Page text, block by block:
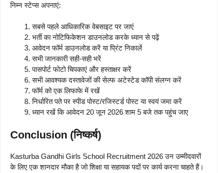
निम्न स्टेप्स अपनाएं:
सबसे पहले आधिकारिक वेबसाइट पर जाएं
भर्ती का नोटिफिकेशन डाउनलोड करके ध्यान से पढ़ें
आवेदन फॉर्म डाउनलोड करें या प्रिंट निकालें
सभी जानकारी सही-सही भरें
पासपोर्ट फोटो चिपकाएं और हस्ताक्षर करें
सभी आवश्यक दस्तावेजों की सेल्फ अटेस्टेड कॉपी संलग्न करें
फॉर्म को एक लिफाफे में रखें
निर्धारित पते पर स्पीड पोस्ट/रजिस्टर्ड पोस्ट या स्वयं जमा करें
ध्यान रखें कि आवेदन 20 जून 2026 शाम 5 बजे तक पहुंच जाए
Conclusion (निष्कर्ष)
Kasturba Gandhi Girls School Recruitment 2026 उन उम्मीदवारों
के लिए एक शानदार मौका है जो शिक्षा या सहायक पदों पर कार्य करना चाहते हैं।